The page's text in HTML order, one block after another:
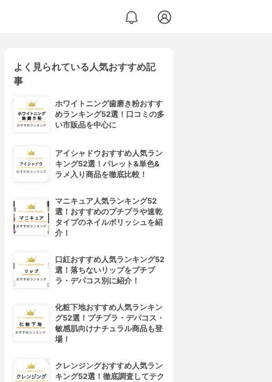
よく見られている人気おすすめ記
事
ホワイトニング歯磨き粉おすす
めランキング52選！口コミの多
い市販品を中心に
アイシャドウおすすめ人気ラン
キング52選！パレット&単色&
ラメ入り商品を徹底比較！
マニキュア人気ランキング52
選！おすすめのプチプラや速乾
タイプのネイルポリッシュを紹
介！
口紅おすすめ人気ランキング52
選！落ちないリップをプチプ
ラ・デパコス別に紹介！
化粧下地おすすめ人気ランキン
グ52選！プチプラ・デパコス・
敏感肌向けナチュラル商品も登
場！
クレンジングおすすめ人気ラン
キング52選！徹底調査してテク